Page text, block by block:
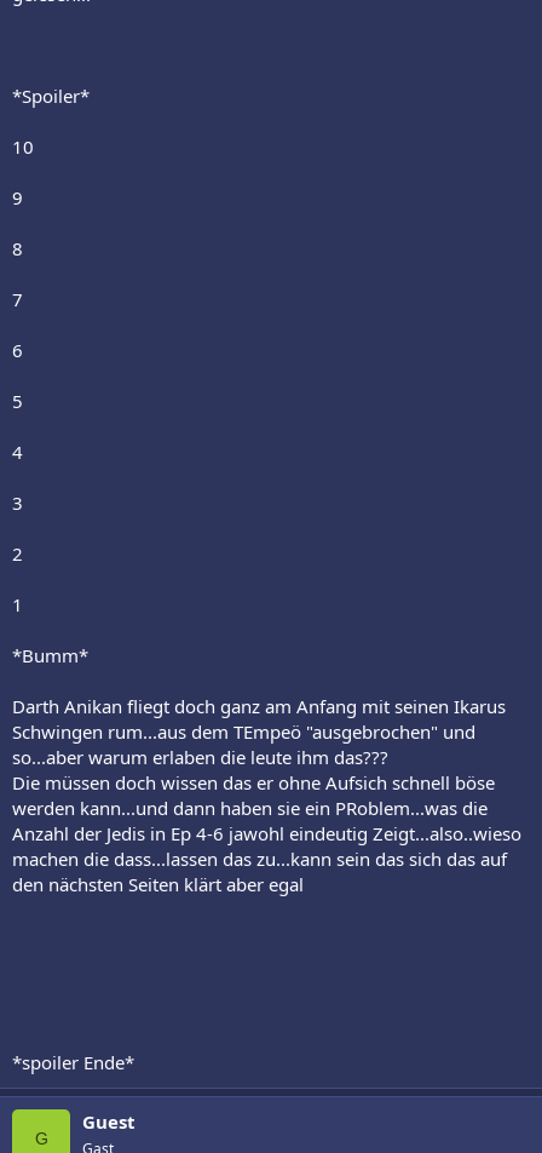
*Spoiler*
10
9
8
7
6
5
4
3
2
1
*Bumm*
Darth Anikan fliegt doch ganz am Anfang mit seinen Ikarus
Schwingen rum...aus dem TEmpeö "ausgebrochen" und
so...aber warum erlaben die leute ihm das???
Die müssen doch wissen das er ohne Aufsich schnell böse
werden kann...und dann haben sie ein PRoblem...was die
Anzahl der Jedis in Ep 4-6 jawohl eindeutig Zeigt...also..wieso
machen die dass...lassen das zu...kann sein das sich das auf
den nächsten Seiten klärt aber egal
*spoiler Ende*
G
Guest
Gast